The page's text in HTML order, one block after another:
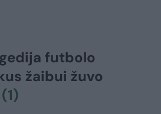
futbolo
žaibui žuvo
(1)